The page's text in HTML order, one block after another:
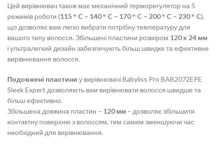
Цей вирівнювач також має механічний терморегулятор на 5
режимів роботи (115 ° C – 140 ° C – 170 ° C – 200 ° C – 230 ° C),
що дозволяє вам легко вибрати потрібну температуру для
вашого типу волосся. Збільшені пластини розміром 120 x 24 мм
і ультралегкий дизайн забезпечують більш швидке та ефективне
вирівнювання волосся.
Подовжені пластини у вирівнювачі Babyliss Pro BAB2072EPE
Sleek Expert дозволяють вам вирівнювати волосся швидше та
більш ефективно.
Збільшена довжина пластин – 120 мм – дозволяє збільшити
контактну поверхню з волоссям, тим самим зменшуючи час
необхідний для вирівнювання.